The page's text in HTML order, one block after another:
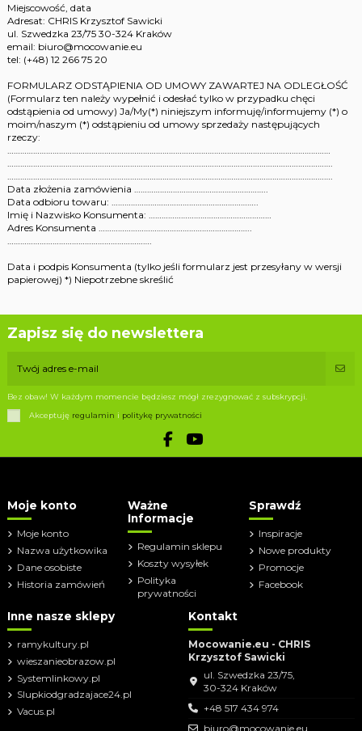
Miejscowość, data
Adresat: CHRIS Krzysztof Sawicki
ul. Szwedzka 23/75 30-324 Kraków
email: biuro@mocowanie.eu
tel: (+48) 12 266 75 20
FORMULARZ ODSTĄPIENIA OD UMOWY ZAWARTEJ NA ODLEGŁOŚĆ
(Formularz ten należy wypełnić i odesłać tylko w przypadku chęci
odstąpienia od umowy) Ja/My(*) niniejszym informuję/informujemy (*) o
moim/naszym (*) odstąpieniu od umowy sprzedaży następujących
rzeczy:
Data złożenia zamówienia ……………………………………………………..
Data odbioru towaru: …………………………………………………………..
Imię i Nazwisko Konsumenta: …………………………………………………
Adres Konsumenta ……………………………………………………………..
Data i podpis Konsumenta (tylko jeśli formularz jest przesyłany w wersji
papierowej) *) Niepotrzebne skreślić
Zapisz się do newslettera
Bez obaw! W każdym momencie będziesz mógł zrezygnować z subskrypcji.
Akceptuję regulamin i politykę prywatności
Moje konto
Moje konto
Nazwa użytkowika
Dane osobiste
Historia zamówień
Ważne
Informacje
Regulamin sklepu
Koszty wysyłek
Polityka
prywatności
Sprawdź
Inspiracje
Nowe produkty
Promocje
Facebook
Inne nasze sklepy
ramykultury.pl
wieszanieobrazow.pl
Systemlinkowy.pl
Slupkiodgradzajace24.pl
Vacus.pl
Kontakt
Mocowanie.eu - CHRIS
Krzysztof Sawicki
ul. Szwedzka 23/75,
30-324 Kraków
+48 517 434 974
biuro@mocowanie.eu